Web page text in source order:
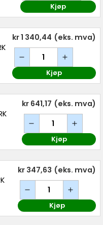
Kjøp
kr 1 340,44 (eks. mva)
Kjøp
kr 641,17 (eks. mva)
Kjøp
kr 347,63 (eks. mva)
Kjøp